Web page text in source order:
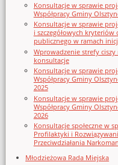
Konsultacje w sprawie
Współpracy Gminy
Konsultacje w sprawie
i szczegółowych
publicznego w ramach
Wprowadzenie strefy
konsultacje
Konsultacje w sprawie
Współpracy Gminy
2025
Konsultacje w sprawie
Współpracy Gminy
2026
Konsultacje społeczne w
Profilaktyki i
Przeciwdziałania
Młodzieżowa Rada Miejska